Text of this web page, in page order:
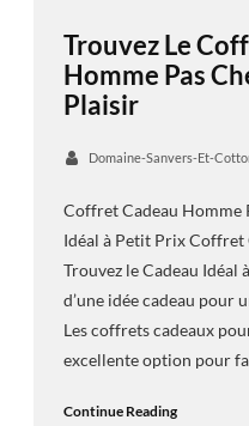
Trouvez Le
Homme Pas
Plaisir
Domaine-Sanvers-Et-
Coffret Cadeau Homme
Idéal à Petit Prix Coffret
Trouvez le Cadeau Idéal
d’une idée cadeau pour
Les coffrets cadeaux
excellente option pour
Continue Reading